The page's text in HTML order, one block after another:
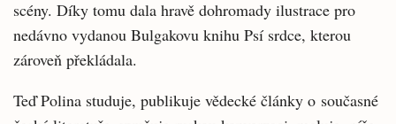
scény. Díky tomu dala hravě dohromady ilustrace pro
nedávno vydanou Bulgakovu knihu Psí srdce, kterou
zároveň překládala.
Teď Polina studuje, publikuje vědecké články o současné